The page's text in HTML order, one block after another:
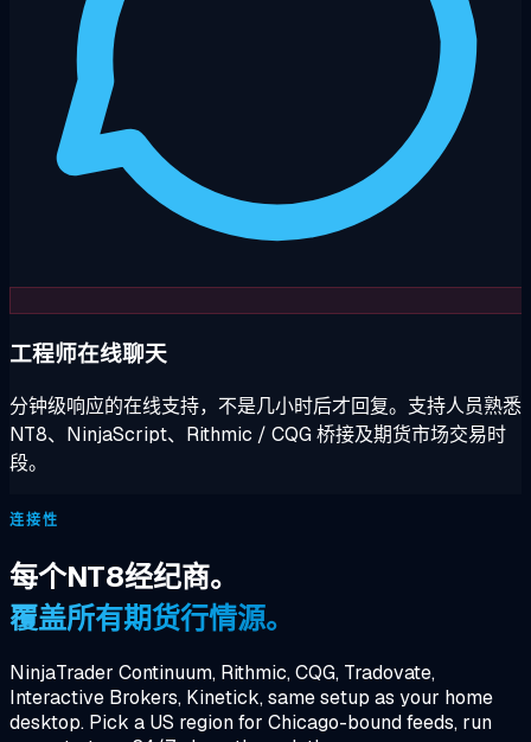
工程师在线聊天
分钟级响应的在线支持，不是几小时后才回复。支持人员熟悉
NT8、NinjaScript、Rithmic / CQG 桥接及期货市场交易时
段。
连接性
每个NT8经纪商。
覆盖所有期货行情源。
NinjaTrader Continuum, Rithmic, CQG, Tradovate,
Interactive Brokers, Kinetick, same setup as your home
desktop. Pick a US region for Chicago-bound feeds, run